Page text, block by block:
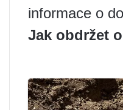
informace o
Jak obdržet